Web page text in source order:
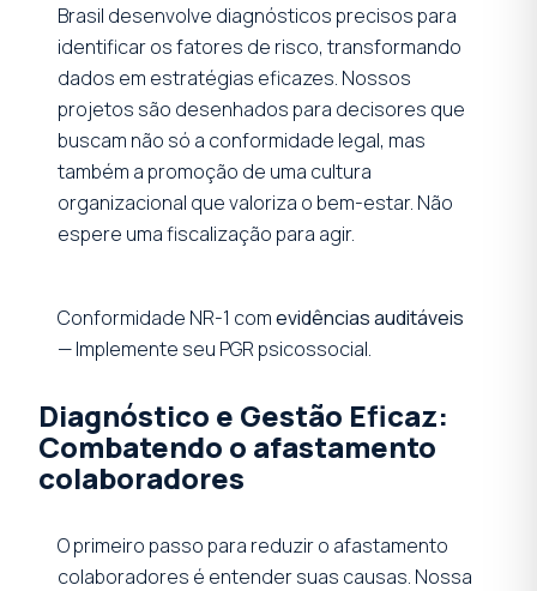
Brasil desenvolve diagnósticos precisos para
identificar os fatores de risco, transformando
dados em estratégias eficazes. Nossos
projetos são desenhados para decisores que
buscam não só a conformidade legal, mas
também a promoção de uma cultura
organizacional que valoriza o bem-estar. Não
espere uma fiscalização para agir.
Conformidade NR-1 comevidências auditáveis
— Implemente seu PGR psicossocial.
Diagnóstico e Gestão Eficaz:
Combatendo o afastamento
colaboradores
O primeiro passo para reduzir o afastamento
colaboradores é entender suas causas. Nossa